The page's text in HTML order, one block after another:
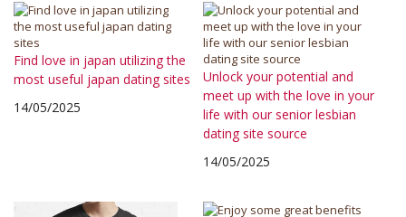
Find love in japan utilizing the
most useful japan dating sites
14/05/2025
Unlock your potential and
meet up with the love in your
life with our senior lesbian
dating site source
14/05/2025